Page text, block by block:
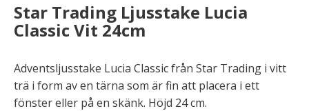
Star Trading Ljusstake Lucia
Classic Vit 24cm
Adventsljusstake Lucia Classic från Star Trading i vitt
trä i form av en tärna som är fin att placera i ett
fönster eller på en skänk. Höjd 24 cm.